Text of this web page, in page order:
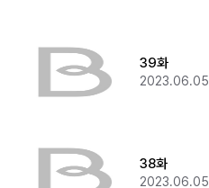
39화
2023.06.05
38화
2023.06.05